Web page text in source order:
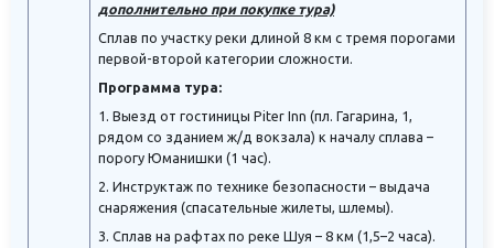
дополнительно при покупке тура)
Сплав по участку реки длиной 8 км с тремя порогами
первой-второй категории сложности.
Программа тура:
1. Выезд от гостиницы Piter Inn (пл. Гагарина, 1,
рядом со зданием ж/д вокзала) к началу сплава –
порогу Юманишки (1 час).
2. Инструктаж по технике безопасности – выдача
снаряжения (спасательные жилеты, шлемы).
3. Сплав на рафтах по реке Шуя – 8 км (1,5–2 часа).